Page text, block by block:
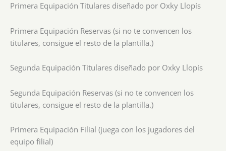
Primera Equipación Titulares diseñado por Oxky Llopís
Primera Equipación Reservas (si no te convencen los
titulares, consigue el resto de la plantilla.)
Segunda Equipación Titulares diseñado por Oxky Llopís
Segunda Equipación Reservas (si no te convencen los
titulares, consigue el resto de la plantilla.)
Primera Equipación Filial (juega con los jugadores del
equipo filial)